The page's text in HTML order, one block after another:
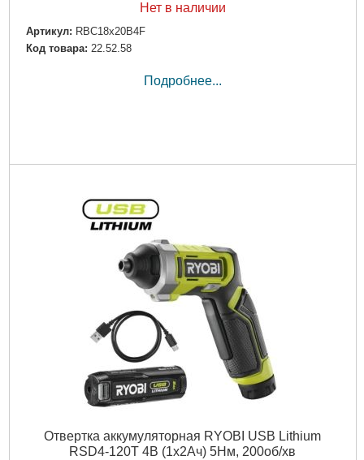
Нет в наличии
Артикул: RBC18x20B4F
Код товара: 22.52.58
Подробнее...
Отвертка аккумуляторная RYOBI USB Lithium
RSD4-120T 4В (1х2Ач) 5Нм, 200об/хв